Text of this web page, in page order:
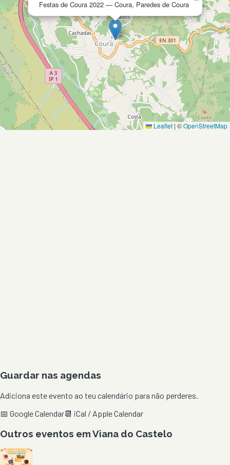
Festas de Coura 2022 — Coura, Paredes de Coura
Leaflet | ©OpenStreetMap
Guardar nas agendas
Adiciona este evento ao teu calendário para não perderes.
📅 Google Calendar📆 iCal / Apple Calendar
Outros eventos emViana do Castelo